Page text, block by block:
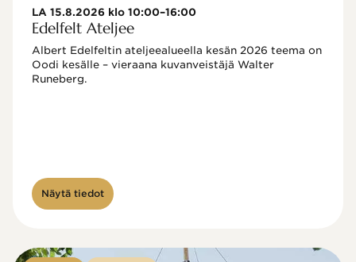
LA 15.8.2026 klo 10:00–16:00
Edelfelt Ateljee
Albert Edelfeltin ateljeealueella kesän 2026 teema on
Oodi kesälle – vieraana kuvanveistäjä Walter
Näytä tiedot